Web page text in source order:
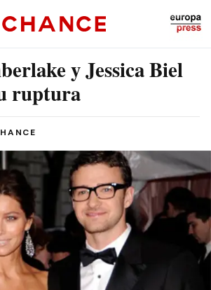
y Jessica Biel
ruptura